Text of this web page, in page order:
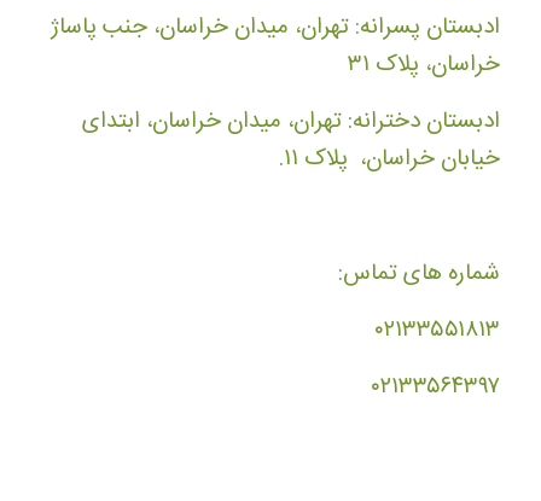
ادبستان پسرانه: تهران، میدان خراسان، جنب پاساژ
خراسان، پلاک ۳۱
ادبستان دخترانه: تهران، میدان خراسان، ابتدای
خیابان خراسان، پلاک ۱۱.
شماره های تماس:
۰۲۱۳۳۵۵۱۸۱۳
۰۲۱۳۳۵۶۴۳۹۷